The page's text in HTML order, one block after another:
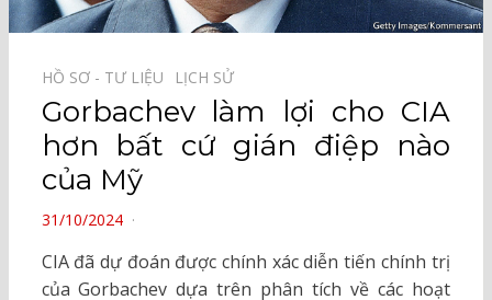
HỒ SƠ - TƯ LIỆU⠀ LỊCH SỬ⠀
Gorbachev làm lợi cho CIA
hơn bất cứ gián điệp nào
của Mỹ
POSTED
31/10/2024
CIA đã dự đoán được chính xác diễn tiến chính trị
của Gorbachev dựa trên phân tích về các hoạt